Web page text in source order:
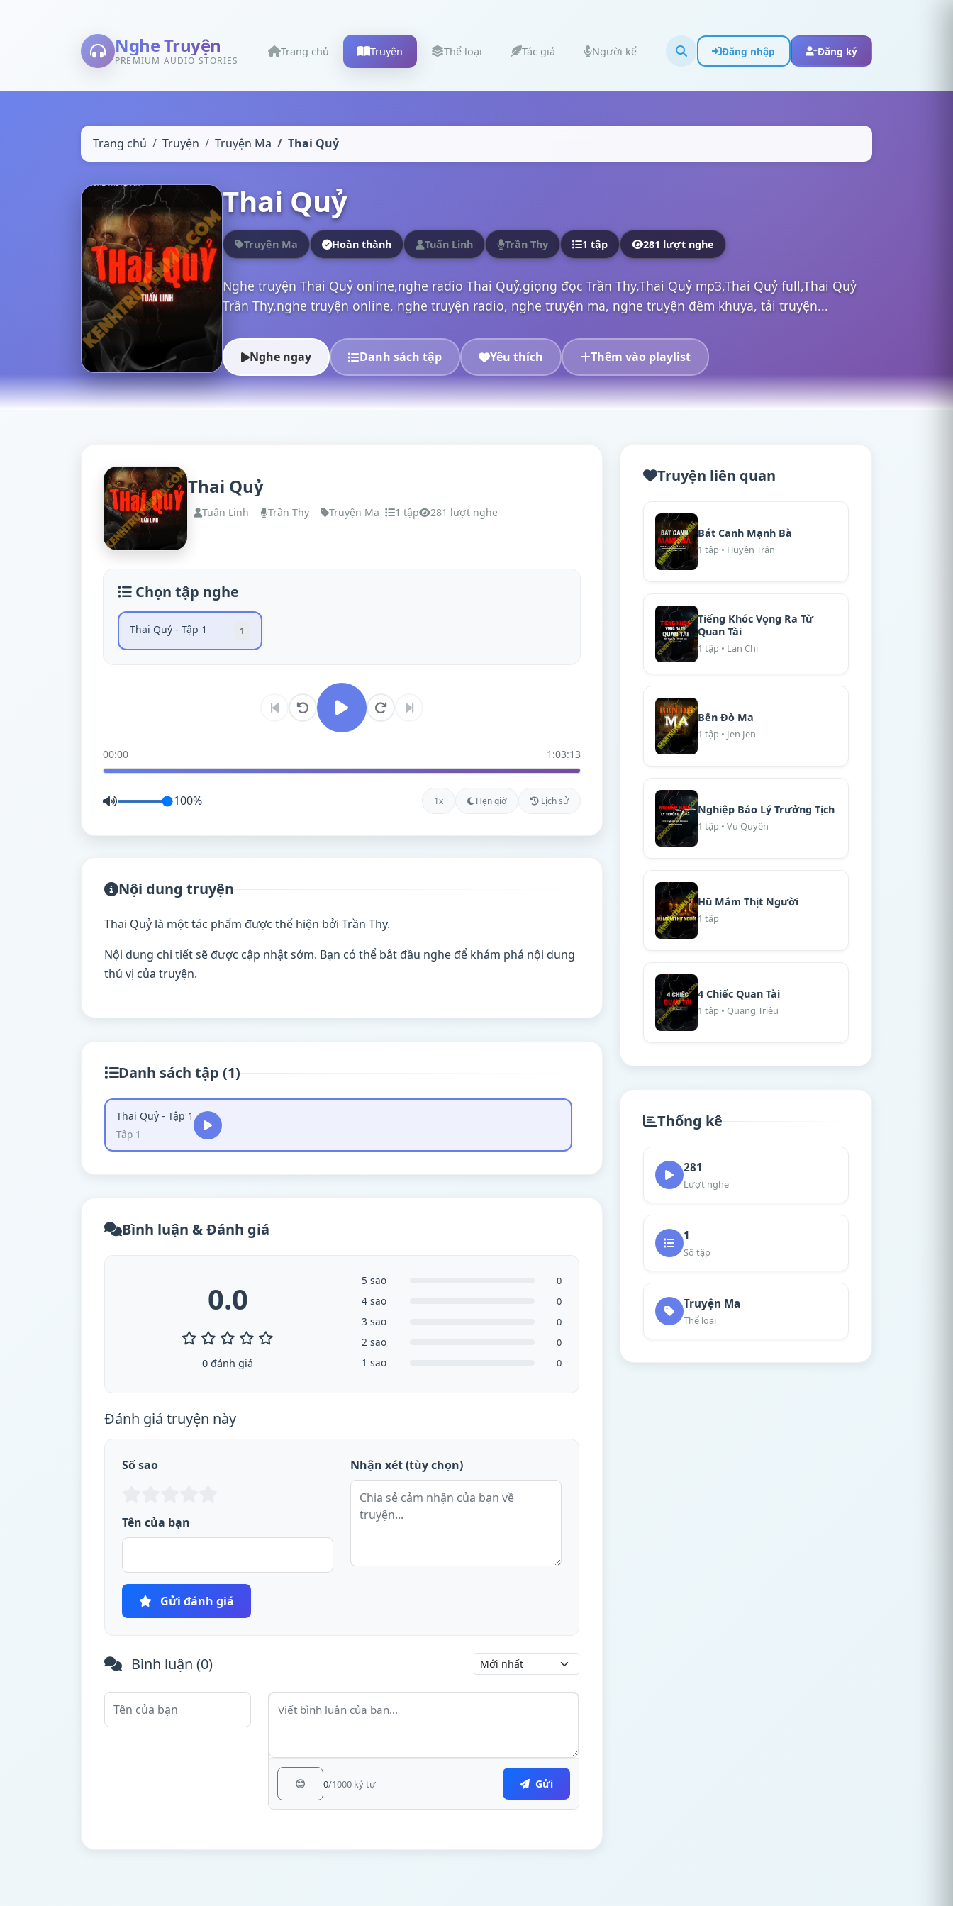
Nghe Truyện
PREMIUM AUDIO STORIES
Trang chủ Truyện Thể loại Tác giả Người kể Đăng nhập Đăng ký
Trang chủ Truyện Truyện Ma Thai Quỷ
Thai Quỷ
Truyện Ma Hoàn thành Tuấn Linh Trần Thy 1 tập 281 lượt nghe
Nghe truyện Thai Quỷ online,nghe radio Thai Quỷ,giọng đọc Trần Thy,Thai Quỷ mp3,Thai Quỷ full,Thai Quỷ
Trần Thy,nghe truyện online, nghe truyện radio, nghe truyện ma, nghe truyện đêm khuya, tải truyện...
Nghe ngay Danh sách tập Yêu thích Thêm vào playlist
Thai Quỷ
Tuấn Linh Trần Thy Truyện Ma 1 tập 281 lượt nghe
Chọn tập nghe
Thai Quỷ - Tập 1 1
00:00 1:03:13
100% 1x Hẹn giờ Lịch sử
Nội dung truyện
Thai Quỷ là một tác phẩm được thể hiện bởi Trần Thy.
Nội dung chi tiết sẽ được cập nhật sớm. Bạn có thể bắt đầu nghe để khám phá nội dung
thú vị của truyện.
Danh sách tập (1)
Thai Quỷ - Tập 1
Tập 1
Bình luận & Đánh giá
0.0
0 đánh giá
5 sao 0
4 sao 0
3 sao 0
2 sao 0
1 sao 0
Đánh giá truyện này
Số sao
Tên của bạn
Nhận xét (tùy chọn)
Gửi đánh giá
Bình luận (0)
😊 0/1000 ký tự Gửi
Truyện liên quan
Bát Canh Mạnh Bà
1 tập • Huyền Trân
Tiếng Khóc Vọng Ra Từ
Quan Tài
1 tập • Lan Chi
Bến Đò Ma
1 tập • Jen Jen
Nghiệp Báo Lý Trưởng Tịch
1 tập • Vu Quyên
Hũ Mắm Thịt Người
1 tập
4 Chiếc Quan Tài
1 tập • Quang Triệu
Thống kê
281
Lượt nghe
1
Số tập
Truyện Ma
Thể loại